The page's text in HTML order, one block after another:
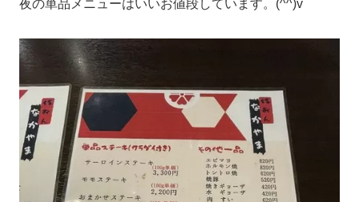
夜の単品メニューはいいお値段しています。(^^)v